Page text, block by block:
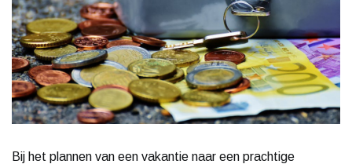
Bij het plannen van een vakantie naar een prachtige